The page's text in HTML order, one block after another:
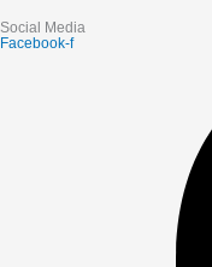
Social Media
Facebook-f